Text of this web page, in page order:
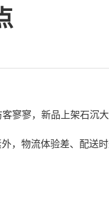
寥，新品上架石沉
，物流体验差、配送